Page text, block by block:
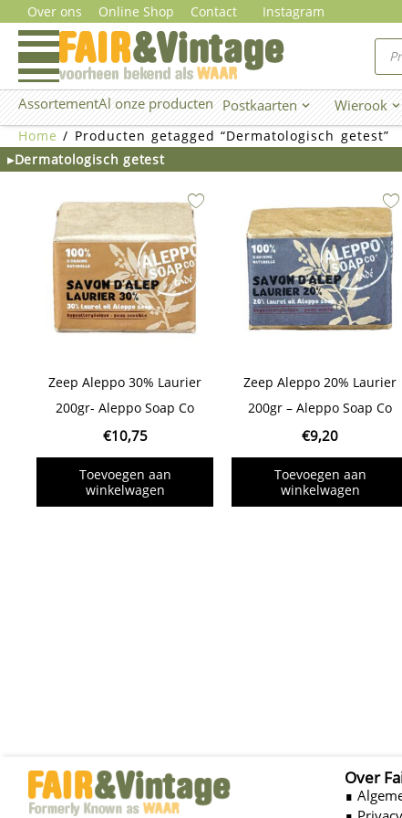
naar
inhoud
Over ons Online Shop Contact Instagram
AssortementAl onze producten Postkaarten Open Postkaarten
Wierook
Home / Producten getagged “Dermatologisch getest”
▸Dermatologisch getest
Zeep Aleppo 30% Laurier
200gr- Aleppo Soap Co
€10,75
Toevoegen aan
winkelwagen
Zeep Aleppo 20% Laurier
200gr – Aleppo Soap Co
€9,20
Toevoegen aan
winkelwagen
Over
∎